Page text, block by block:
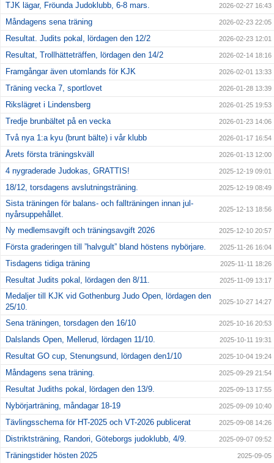
TJK lägar, Fröunda Judoklubb, 6-8 mars. 2026-02-27 16:43
Måndagens sena träning 2026-02-23 22:05
Resultat. Judits pokal, lördagen den 12/2 2026-02-23 12:01
Resultat, Trollhätteträffen, lördagen den 14/2 2026-02-14 18:16
Framgångar även utomlands för KJK 2026-02-01 13:33
Träning vecka 7, sportlovet 2026-01-28 13:39
Rikslägret i Lindensberg 2026-01-25 19:53
Tredje brunbältet på en vecka 2026-01-23 14:06
Två nya 1:a kyu (brunt bälte) i vår klubb 2026-01-17 16:54
Årets första träningskväll 2026-01-13 12:00
4 nygraderade Judokas, GRATTIS! 2025-12-19 09:01
18/12, torsdagens avslutningsträning. 2025-12-19 08:49
Sista träningen för balans- och fallträningen innan jul-
nyårsuppehållet.
2025-12-13 18:56
Ny medlemsavgift och träningsavgift 2026 2025-12-10 20:57
Första graderingen till ”halvgult” bland höstens nybörjare. 2025-11-26 16:04
Tisdagens tidiga träning 2025-11-11 18:26
Resultat Judits pokal, lördagen den 8/11. 2025-11-09 13:17
Medaljer till KJK vid Gothenburg Judo Open, lördagen den
25/10.
2025-10-27 14:27
Sena träningen, torsdagen den 16/10 2025-10-16 20:53
Dalslands Open, Mellerud, lördagen 11/10. 2025-10-11 19:31
Resultat GO cup, Stenungsund, lördagen den1/10 2025-10-04 19:24
Måndagens sena träning. 2025-09-29 21:54
Resultat Judiths pokal, lördagen den 13/9. 2025-09-13 17:55
Nybörjarträning, måndagar 18-19 2025-09-09 10:40
Tävlingsschema för HT-2025 och VT-2026 publicerat 2025-09-08 14:26
Distriktsträning, Randori, Göteborgs judoklubb, 4/9. 2025-09-07 09:52
Träningstider hösten 2025 2025-09-05